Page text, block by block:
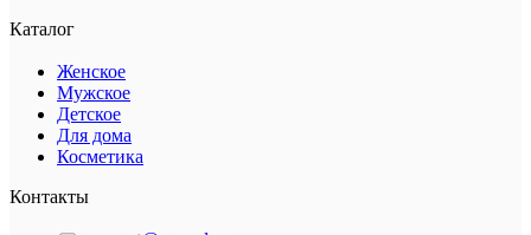
Каталог
Женское
Мужское
Детское
Для дома
Косметика
Контакты